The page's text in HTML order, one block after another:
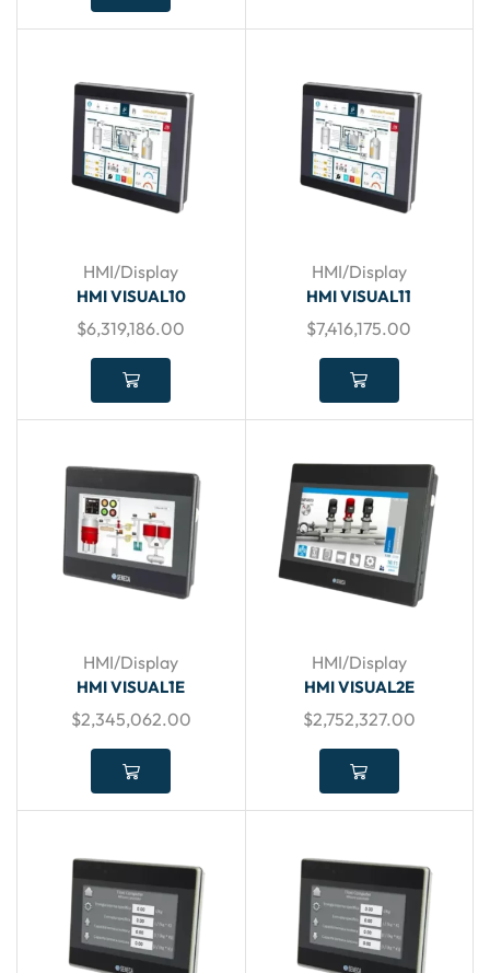
HMI/Display
HMI VISUAL10
$6,319,186.00
HMI/Display
HMI VISUAL11
$7,416,175.00
HMI/Display
HMI VISUAL1E
$2,345,062.00
HMI/Display
HMI VISUAL2E
$2,752,327.00